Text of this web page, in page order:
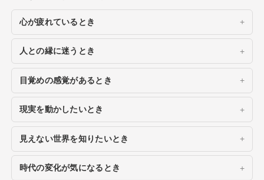
心が疲れているとき
人との縁に迷うとき
目覚めの感覚があるとき
現実を動かしたいとき
見えない世界を知りたいとき
時代の変化が気になるとき